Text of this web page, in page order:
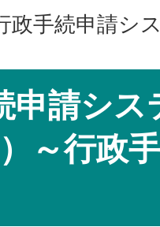
政手続申請シ
申請シス
～行政